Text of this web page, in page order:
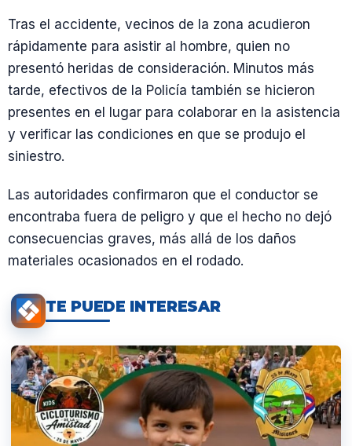
Tras el accidente, vecinos de la zona acudieron
rápidamente para asistir al hombre, quien no
presentó heridas de consideración. Minutos más
tarde, efectivos de la Policía también se hicieron
presentes en el lugar para colaborar en la asistencia
y verificar las condiciones en que se produjo el
siniestro.
Las autoridades confirmaron que el conductor se
encontraba fuera de peligro y que el hecho no dejó
consecuencias graves, más allá de los daños
materiales ocasionados en el rodado.
TE PUEDE INTERESAR